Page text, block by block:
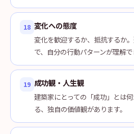
18 変化への態度
変化を歓迎するか、抵抗するか
で、自分の行動パターンが理解で
19 成功観・人生観
建築家にとっての「成功」とは
る、独自の価値観があります。